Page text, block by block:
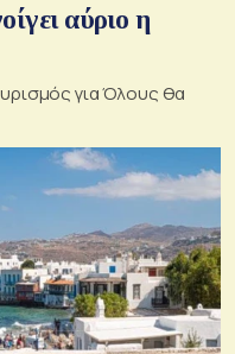
αύριο η
για Όλους θα